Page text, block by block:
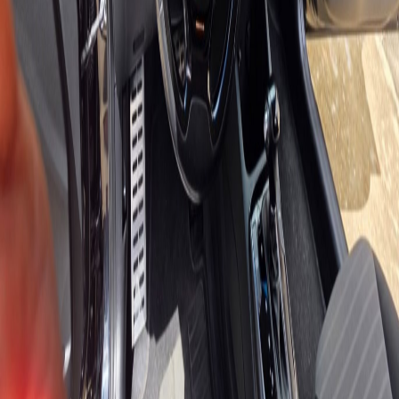
Garagem SE
Classificados
Tudo para se mover melhor em Sergipe
Aparência
Alternar tema claro ou escuro
Pagina inicial
Classificados
Imóveis
Preço do combustível
Favoritos